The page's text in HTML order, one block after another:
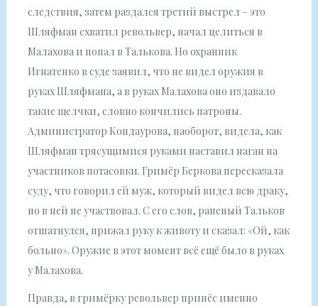
следствия, затем раздался третий выстрел – это
Шляфман схватил револьвер, начал целиться в
Малахова и попал в Талькова. Но охранник
Игнатенко в суде заявил, что не видел оружия в
руках Шляфмана, а в руках Малахова оно издавало
такие щелчки, словно кончились патроны.
Администратор Кондаурова, наоборот, видела, как
Шляфман трясущимися руками наставил наган на
участников потасовки. Гримёр Беркова пересказала
суду, что говорил ей муж, который видел всю драку,
но в ней не участвовал. С его слов, раненый Тальков
отшатнулся, прижал руку к животу и сказал: «Ой, как
больно». Оружие в этот момент всё ещё было в руках
у Малахова.
Правда, в гримёрку револьвер принёс именно